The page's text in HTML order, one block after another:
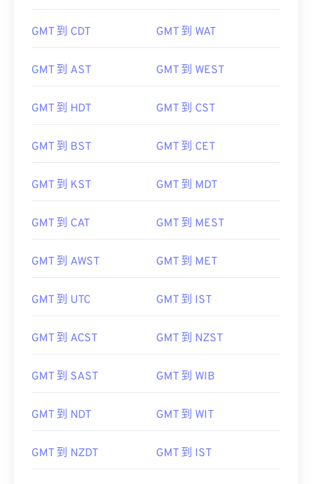
GMT 到 CDT GMT 到 WAT
GMT 到 AST GMT 到 WEST
GMT 到 HDT GMT 到 CST
GMT 到 BST GMT 到 CET
GMT 到 KST GMT 到 MDT
GMT 到 CAT GMT 到 MEST
GMT 到 AWST GMT 到 MET
GMT 到 UTC GMT 到 IST
GMT 到 ACST GMT 到 NZST
GMT 到 SAST GMT 到 WIB
GMT 到 NDT GMT 到 WIT
GMT 到 NZDT GMT 到 IST